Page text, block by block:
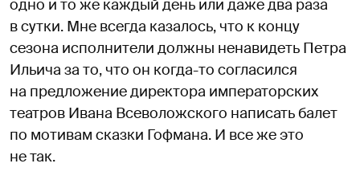
одно и то же каждый день или даже два раза
в сутки. Мне всегда казалось, что к концу
сезона исполнители должны ненавидеть Петра
Ильича за то, что он когда-то согласился
на предложение директора императорских
театров Ивана Всеволожского написать балет
по мотивам сказки Гофмана. И все же это
не так.